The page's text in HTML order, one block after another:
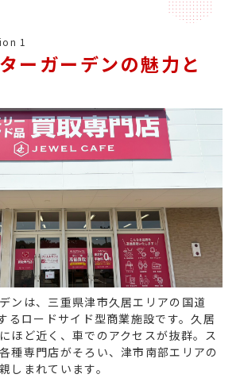
1
ーガーデンの魅力と
ンは、三重県津市久居エリアの国道
るロードサイド型商業施設です。久居
ほど近く、車でのアクセスが抜群。ス
種専門店がそろい、津市南部エリアの
しまれています。